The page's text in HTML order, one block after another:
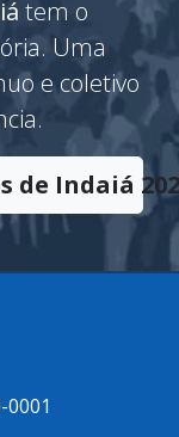
tem o
Uma
e coletivo
de Indaiá
0001